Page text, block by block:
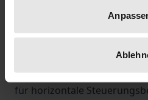
Krankenhauses inadäquat
verdeutlicht er den Bedarf
Organisationskultur weg
Hierarchie hin zu flachen
für horizontale